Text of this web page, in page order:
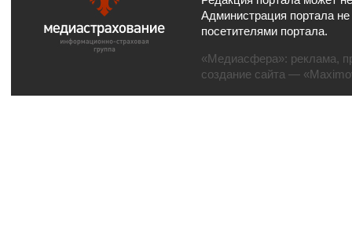
Администрация портала
посетителями портала.
«Медиасфера»: реклама,
создание сайта —